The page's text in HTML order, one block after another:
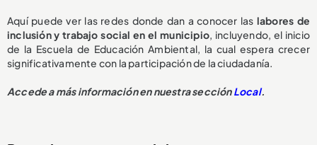
Aquí puede ver las redes donde dan a conocer las labores de
inclusión y trabajo social en el municipio, incluyendo, el inicio
de la Escuela de Educación Ambiental, la cual espera crecer
significativamente con la participación de la ciudadanía.
Accede a más información en nuestra secciónLocal.